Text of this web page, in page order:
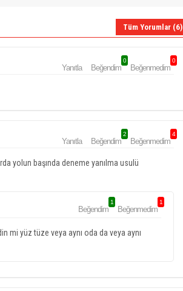
Tüm Yorumlar (6)
Yanıtla Beğendim
0
Beğenmedim
0
Yanıtla Beğendim
2
Beğenmedim
4
yolun başında deneme yanılma usulü
Beğendim
1
Beğenmedim
1
mi yüz tüze veya aynı oda da veya aynı